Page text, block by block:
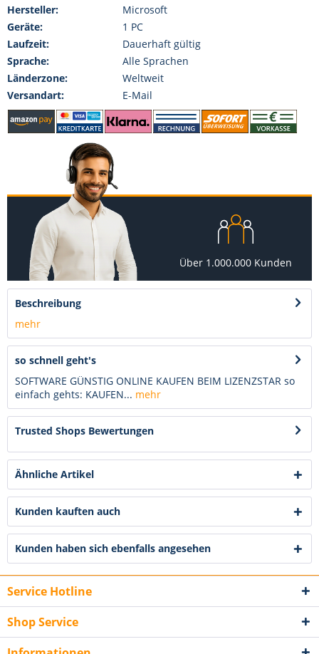
Hersteller:
Microsoft
Geräte:
1 PC
Laufzeit:
Dauerhaft gültig
Sprache:
Alle Sprachen
Länderzone:
Weltweit
Versandart:
E-Mail
Über 1.000.000 Kunden
Beschreibung
mehr
so schnell geht's
SOFTWARE GÜNSTIG ONLINE KAUFEN BEIM LIZENZSTAR so
einfach gehts: KAUFEN... mehr
Trusted Shops Bewertungen
Ähnliche Artikel
Kunden kauften auch
Kunden haben sich ebenfalls angesehen
Service Hotline
Shop Service